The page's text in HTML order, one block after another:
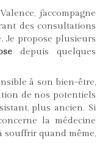
j'accompagne
des consultations
Je propose plusieurs
depuis quelques
à son bien-être,
de nos potentiels
plus ancien. Si
la médecine
souffrir quand même,